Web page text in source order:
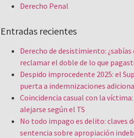
Derecho Penal
Entradas recientes
Derecho de desistimiento: ¿sabías
reclamar el doble de lo que
Despido improcedente 2025: el
puerta a indemnizaciones
Coincidencia casual con la
alejarse según el TS
No todo impago es delito: claves
sentencia sobre apropiación